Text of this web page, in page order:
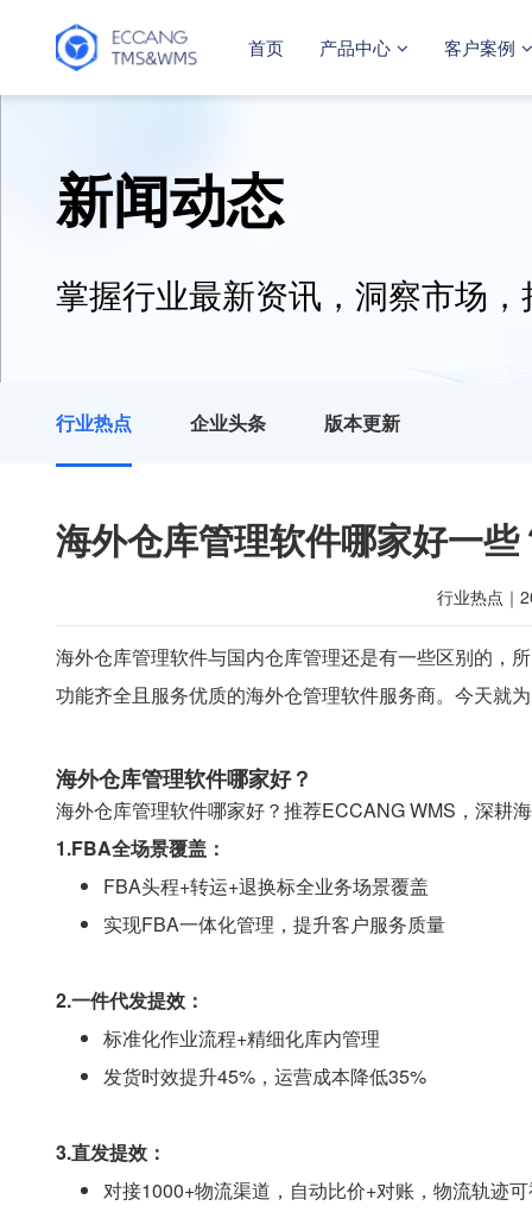
首页 产品中心 客户案例
新闻动态
掌握行业最新资讯，洞察市场
行业热点 企业头条 版本更新
海外仓库管理软件哪家好一些
行业热点 ｜
海外仓库管理软件与国内仓库管理还是有一些区别的，
功能齐全且服务优质的海外仓管理软件服务商。今天就
海外仓库管理软件哪家好？
海外仓库管理软件哪家好？推荐ECCANG WMS，深耕
1.FBA全场景覆盖：
FBA头程+转运+退换标全业务场景覆盖
实现FBA一体化管理，提升客户服务质量
2.一件代发提效：
标准化作业流程+精细化库内管理
发货时效提升45%，运营成本降低35%
3.直发提效：
对接1000+物流渠道，自动比价+对账，物流轨迹